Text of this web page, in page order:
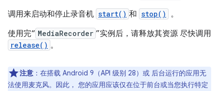
调用来启动和停止录音机 start() 和 stop()
。
使用完“ MediaRecorder ”实例后，请释放其资源 尽快调用
release() 。
注意 ：在搭载 Android 9（API 级别 28）或 后台运行的应用无
法使用麦克风。因此， 您的应用应该仅在位于前台或当您执行特定